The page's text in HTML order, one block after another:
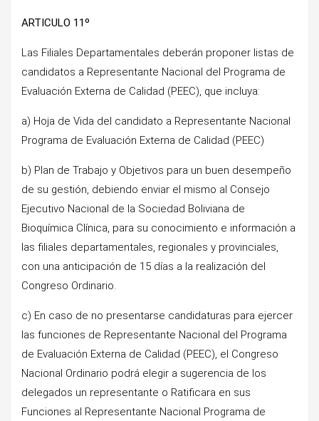
ARTICULO 11º
Las Filiales Departamentales deberán proponer listas de
candidatos a Representante Nacional del Programa de
Evaluación Externa de Calidad (PEEC), que incluya:
a) Hoja de Vida del candidato a Representante Nacional
Programa de Evaluación Externa de Calidad (PEEC)
b) Plan de Trabajo y Objetivos para un buen desempeño
de su gestión, debiendo enviar el mismo al Consejo
Ejecutivo Nacional de la Sociedad Boliviana de
Bioquímica Clínica, para su conocimiento e información a
las filiales departamentales, regionales y provinciales,
con una anticipación de 15 días a la realización del
Congreso Ordinario.
c) En caso de no presentarse candidaturas para ejercer
las funciones de Representante Nacional del Programa
de Evaluación Externa de Calidad (PEEC), el Congreso
Nacional Ordinario podrá elegir a sugerencia de los
delegados un representante o Ratificara en sus
Funciones al Representante Nacional Programa de